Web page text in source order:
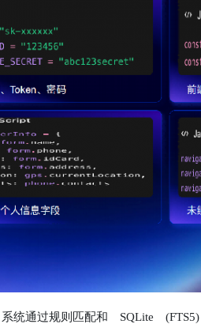
统通过规则匹配和 SQLite